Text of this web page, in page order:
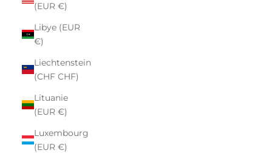
(EUR €)
Libye (EUR
€)
Liechtenstein
(CHF CHF)
Lituanie
(EUR €)
Luxembourg
(EUR €)